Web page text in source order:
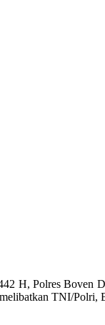
H, Polres Boven
TNI/Polri,